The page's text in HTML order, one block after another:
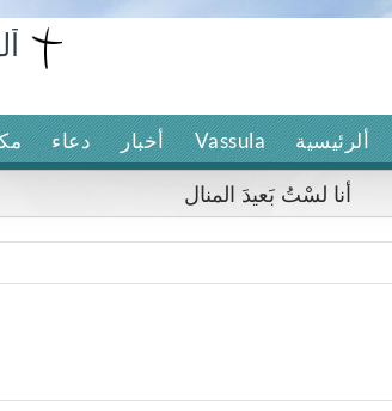
ألرئيسية Vassula أخبار دعاء
أنا لسْتُ بَعيدَ المنال